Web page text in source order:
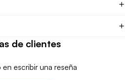
de clientes
escribir una reseña